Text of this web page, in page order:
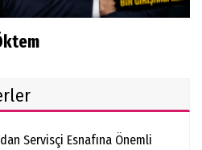
Servisçi Esnafına Önemli